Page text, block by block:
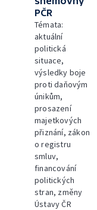
PČR
Témata:
aktuální
politická
situace,
výsledky boje
proti daňovým
únikům,
prosazení
majetkových
přiznání, zákon
o registru
smluv,
financování
politických
stran, změny
Ústavy ČR